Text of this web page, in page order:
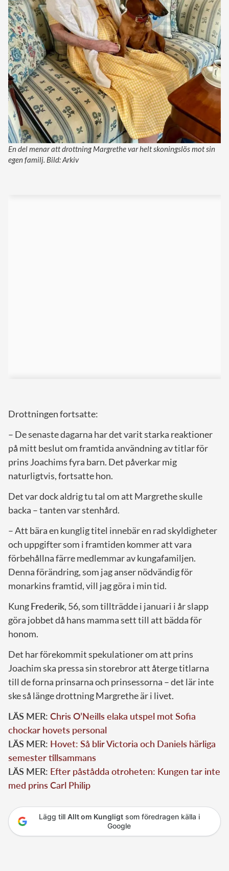
En del menar att drottning Margrethe var helt skoningslös mot sin
egen familj. Bild: Arkiv
Drottningen fortsatte:
– De senaste dagarna har det varit starka reaktioner
på mitt beslut om framtida användning av titlar för
prins Joachims fyra barn. Det påverkar mig
naturligtvis, fortsatte hon.
Det var dock aldrig tu tal om att Margrethe skulle
backa – tanten var stenhård.
– Att bära en kunglig titel innebär en rad skyldigheter
och uppgifter som i framtiden kommer att vara
förbehållna färre medlemmar av kungafamiljen.
Denna förändring, som jag anser nödvändig för
monarkins framtid, vill jag göra i min tid.
KungFrederik, 56, som tillträdde i januari i år slapp
göra jobbet då hans mamma sett till att bädda för
honom.
Det har förekommit spekulationer om att prins
Joachim ska pressa sin storebror att återge titlarna
till de forna prinsarna och prinsessorna – det lär inte
ske så länge drottning Margrethe är i livet.
LÄS MER: Chris O’Neills elaka utspel mot Sofia
chockar hovets personal
LÄS MER: Hovet: Så blir Victoria och Daniels härliga
semester tillsammans
LÄS MER: Efter påstådda otroheten: Kungen tar inte
med prins Carl Philip
Lägg till Allt om Kungligtsom föredragen källa i
Google